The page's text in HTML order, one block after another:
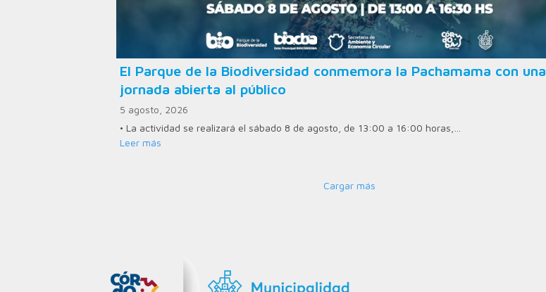
El Parque de la Biodiversidad conmemora la Pachamama con una
jornada abierta al público
5 agosto, 2026
• La actividad se realizará el sábado 8 de agosto, de 13:00 a 16:00 horas,…
Leer más
Cargar más